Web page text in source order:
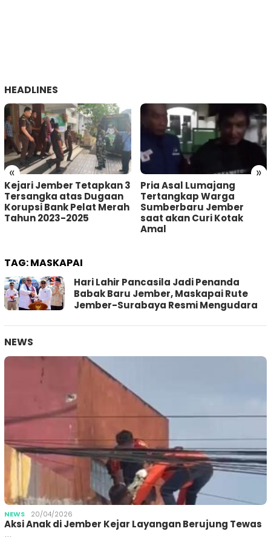
HEADLINES
« »
Kejari Jember Tetapkan 3
Tersangka atas Dugaan
Korupsi Bank Pelat Merah
Tahun 2023-2025
Pria Asal Lumajang
Tertangkap Warga
Sumberbaru Jember
saat akan Curi Kotak
Amal
TAG:MASKAPAI
Hari Lahir Pancasila Jadi Penanda
Babak Baru Jember, Maskapai Rute
Jember-Surabaya Resmi Mengudara
NEWS
NEWS 20/04/2026
Aksi Anak di Jember Kejar Layangan Berujung Tewas